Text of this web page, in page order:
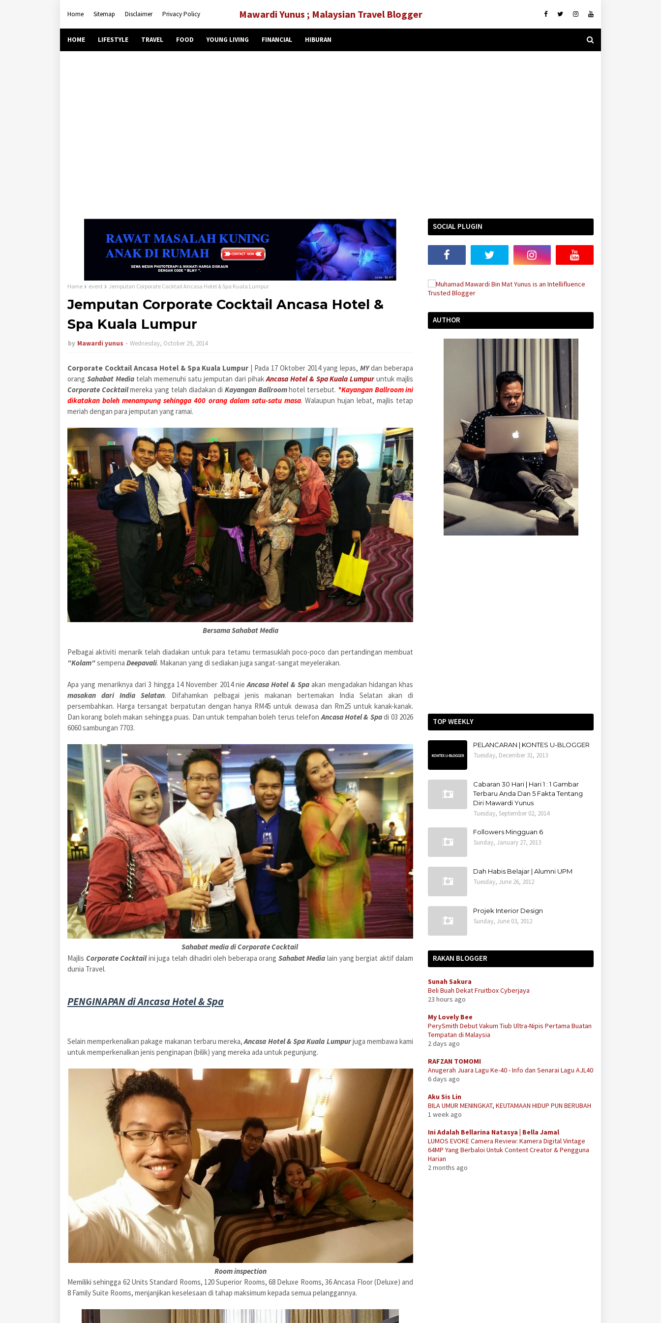
Home Sitemap Disclaimer Privacy Policy Mawardi Yunus ; Malaysian Travel Blogger
HOME LIFESTYLE TRAVEL FOOD YOUNG LIVING FINANCIAL HIBURAN
Home event Jemputan Corporate Cocktail Ancasa Hotel & Spa Kuala Lumpur
Jemputan Corporate Cocktail Ancasa Hotel &
Spa Kuala Lumpur
by Mawardi yunus Wednesday, October 29, 2014
Corporate Cocktail Ancasa Hotel & Spa Kuala Lumpur | Pada 17 Oktober 2014 yang lepas, MYdan beberapa
orang Sahabat Mediatelah memenuhi satu jemputan dari pihakAncasa Hotel & Spa Kuala Lumpuruntuk majlis
Corporate Cocktailmereka yang telah diadakan diKayangan Ballroomhotel tersebut. *Kayangan Ballroom ini
dikatakan boleh menampung sehingga 400 orang dalam satu-satu masa. Walaupun hujan lebat, majlis tetap
meriah dengan para jemputan yang ramai.
Bersama Sahabat Media
Pelbagai aktiviti menarik telah diadakan untuk para tetamu termasuklah poco-poco dan pertandingan membuat
"Kolam"sempena Deepavali. Makanan yang di sediakan juga sangat-sangat meyelerakan.
Apa yang menariknya dari 3 hingga 14 November 2014 nieAncasa Hotel & Spaakan mengadakan hidangan khas
masakan dari India Selatan. Difahamkan pelbagai jenis makanan bertemakan India Selatan akan di
persembahkan. Harga tersangat berpatutan dengan hanya RM45 untuk dewasa dan Rm25 untuk kanak-kanak.
Dan korang boleh makan sehingga puas. Dan untuk tempahan boleh terus telefonAncasa Hotel & Spadi 03 2026
6060 sambungan 7703.
Sahabat media di Corporate Cocktail
Majlis Corporate Cocktailini juga telah dihadiri oleh beberapa orang Sahabat Media lain yang bergiat aktif dalam
dunia Travel.
PENGINAPAN diAncasa Hotel & Spa
Selain memperkenalkan pakage makanan terbaru mereka,Ancasa Hotel & Spa Kuala Lumpurjuga membawa kami
untuk memperkenalkan jenis penginapan (bilik) yang mereka ada untuk pegunjung.
Room inspection
Memiliki sehingga 62 Units Standard Rooms, 120 Superior Rooms, 68 Deluxe Rooms, 36 Ancasa Floor (Deluxe) and
8 Family Suite Rooms, menjanjikan keselesaan di tahap maksimum kepada semua pelanggannya.
SOCIAL PLUGIN
AUTHOR
TOP WEEKLY
PELANCARAN | KONTES U-BLOGGER
Tuesday, December 31, 2013
Cabaran 30 Hari | Hari 1 : 1 Gambar
Terbaru Anda Dan 5 Fakta Tentang
Diri Mawardi Yunus
Tuesday, September 02, 2014
Followers Mingguan 6
Sunday, January 27, 2013
Dah Habis Belajar | Alumni UPM
Tuesday, June 26, 2012
Projek Interior Design
Sunday, June 03, 2012
RAKAN BLOGGER
Sunah Sakura
Beli Buah Dekat Fruitbox Cyberjaya
23 hours ago
My Lovely Bee
PerySmith Debut Vakum Tiub Ultra-Nipis Pertama Buatan
Tempatan di Malaysia
2 days ago
RAFZAN TOMOMI
Anugerah Juara Lagu Ke-40 - Info dan Senarai Lagu AJL40
6 days ago
Aku Sis Lin
BILA UMUR MENINGKAT, KEUTAMAAN HIDUP PUN BERUBAH
1 week ago
Ini Adalah Bellarina Natasya | Bella Jamal
LUMOS EVOKE Camera Review: Kamera Digital Vintage
64MP Yang Berbaloi Untuk Content Creator & Pengguna
Harian
2 months ago